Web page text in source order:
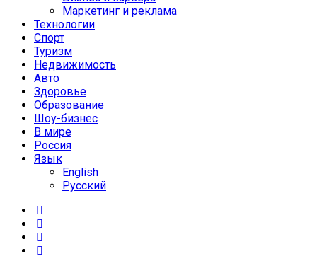
Маркетинг и реклама
Технологии
Спорт
Туризм
Недвижимость
Авто
Здоровье
Образование
Шоу-бизнес
В мире
Россия
Язык
English
Русский